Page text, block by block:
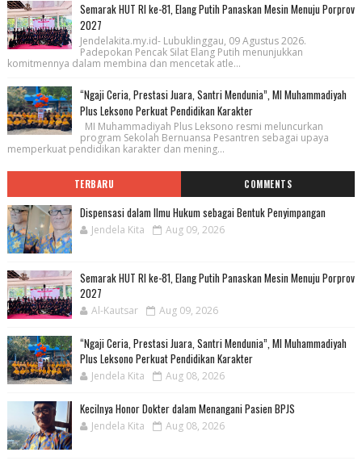
Semarak HUT RI ke-81, Elang Putih Panaskan Mesin Menuju Porprov
2027
Jendelakita.my.id- Lubuklinggau, 09 Agustus 2026.
Padepokan Pencak Silat Elang Putih menunjukkan
komitmennya dalam membina dan mencetak atle...
“Ngaji Ceria, Prestasi Juara, Santri Mendunia”, MI Muhammadiyah
Plus Leksono Perkuat Pendidikan Karakter
MI Muhammadiyah Plus Leksono resmi meluncurkan
program Sekolah Bernuansa Pesantren sebagai upaya
memperkuat pendidikan karakter dan mening...
TERBARU COMMENTS
Dispensasi dalam Ilmu Hukum sebagai Bentuk Penyimpangan
Jendela Kita Aug 09, 2026
Semarak HUT RI ke-81, Elang Putih Panaskan Mesin Menuju Porprov
2027
Al-Kautsar Aug 09, 2026
“Ngaji Ceria, Prestasi Juara, Santri Mendunia”, MI Muhammadiyah
Plus Leksono Perkuat Pendidikan Karakter
Jendela Kita Aug 08, 2026
Kecilnya Honor Dokter dalam Menangani Pasien BPJS
Jendela Kita Aug 08, 2026